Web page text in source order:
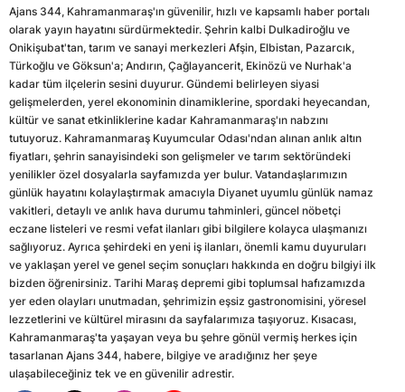
Ajans 344, Kahramanmaraş'ın güvenilir, hızlı ve kapsamlı haber portalı
olarak yayın hayatını sürdürmektedir. Şehrin kalbi Dulkadiroğlu ve
Onikişubat'tan, tarım ve sanayi merkezleri Afşin, Elbistan, Pazarcık,
Türkoğlu ve Göksun'a; Andırın, Çağlayancerit, Ekinözü ve Nurhak'a
kadar tüm ilçelerin sesini duyurur. Gündemi belirleyen siyasi
gelişmelerden, yerel ekonominin dinamiklerine, spordaki heyecandan,
kültür ve sanat etkinliklerine kadar Kahramanmaraş'ın nabzını
tutuyoruz. Kahramanmaraş Kuyumcular Odası'ndan alınan anlık altın
fiyatları, şehrin sanayisindeki son gelişmeler ve tarım sektöründeki
yenilikler özel dosyalarla sayfamızda yer bulur. Vatandaşlarımızın
günlük hayatını kolaylaştırmak amacıyla Diyanet uyumlu günlük namaz
vakitleri, detaylı ve anlık hava durumu tahminleri, güncel nöbetçi
eczane listeleri ve resmi vefat ilanları gibi bilgilere kolayca ulaşmanızı
sağlıyoruz. Ayrıca şehirdeki en yeni iş ilanları, önemli kamu duyuruları
ve yaklaşan yerel ve genel seçim sonuçları hakkında en doğru bilgiyi ilk
bizden öğrenirsiniz. Tarihi Maraş depremi gibi toplumsal hafızamızda
yer eden olayları unutmadan, şehrimizin eşsiz gastronomisini, yöresel
lezzetlerini ve kültürel mirasını da sayfalarımıza taşıyoruz. Kısacası,
Kahramanmaraş'ta yaşayan veya bu şehre gönül vermiş herkes için
tasarlanan Ajans 344, habere, bilgiye ve aradığınız her şeye
ulaşabileceğiniz tek ve en güvenilir adrestir.